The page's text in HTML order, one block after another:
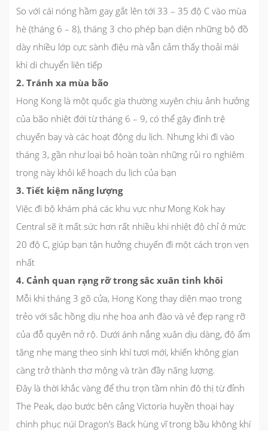
So với cái nóng hầm gay gắt lên tới 33 – 35 độ C vào mùa
hè (tháng 6 – 8), tháng 3 cho phép bạn diện những bộ đồ
dày nhiều lớp cực sành điệu mà vẫn cảm thấy thoải mái
khi di chuyển liên tiếp
2. Tránh xa mùa bão
Hong Kong là một quốc gia thường xuyên chịu ảnh hưởng
của bão nhiệt đới từ tháng 6 – 9, có thể gây đình trệ
chuyến bay và các hoạt động du lịch. Nhưng khi đi vào
tháng 3, gần như loại bỏ hoàn toàn những rủi ro nghiêm
trọng này khỏi kế hoạch du lịch của bạn
3. Tiết kiệm năng lượng
Việc đi bộ khám phá các khu vực như Mong Kok hay
Central sẽ ít mất sức hơn rất nhiều khi nhiệt độ chỉ ở mức
20 độ C, giúp bạn tận hưởng chuyến đi một cách trọn vẹn
nhất
4. Cảnh quan rạng rỡ trong sắc xuân tinh khôi
Mỗi khi tháng 3 gõ cửa, Hong Kong thay diện mạo trong
trẻo với sắc hồng dịu nhẹ hoa anh đào và vẻ đẹp rạng rỡ
của đỗ quyên nở rộ. Dưới ánh nắng xuân dịu dàng, độ ẩm
tăng nhẹ mang theo sinh khí tươi mới, khiến không gian
càng trở thành thơ mộng và tràn đầy năng lượng.
Đây là thời khắc vàng để thu trọn tầm nhìn đô thị từ đỉnh
The Peak, dạo bước bên cảng Victoria huyền thoại hay
chinh phục núi Dragon’s Back hùng vĩ trong bầu không khí